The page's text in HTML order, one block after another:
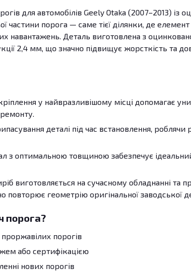
для автомобілів Geely Otaka (2007–2013) із
частини порога — саме тієї ділянки, де
навантажень. Деталь виготовлена з
2,4 мм, що значно підвищує жорсткість та
у найвразливішому місці допомагає
деталі під час встановлення, роблячи
з оптимальною товщиною забезпечує
виготовляється на сучасному обладнанні та
повторює геометрію оригінальної заводської
порога?
порогів
або сертифікацією
нових порогів